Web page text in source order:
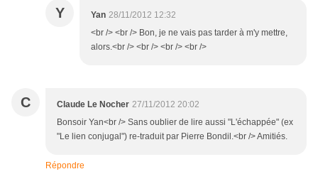
Y Yan 28/11/2012 12:32
<br /> <br /> Bon, je ne vais pas tarder à m'y mettre,
alors.<br /> <br /> <br /> <br />
C Claude Le Nocher 27/11/2012 20:02
Bonsoir Yan<br /> Sans oublier de lire aussi "L'échappée" (ex
"Le lien conjugal") re-traduit par Pierre Bondil.<br /> Amitiés.
Répondre